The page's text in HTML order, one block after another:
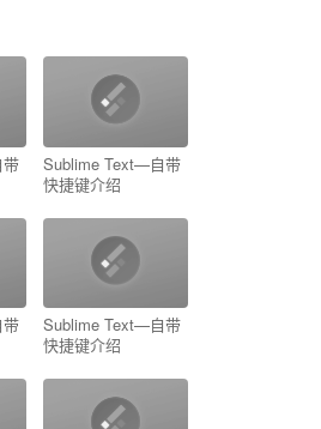
Sublime Text—自带
快捷键介绍
Sublime Text—自带
快捷键介绍